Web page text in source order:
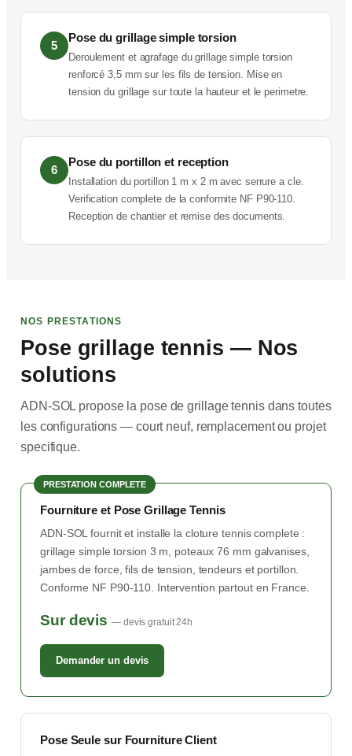
5
Pose du grillage simple torsion
Deroulement et agrafage du grillage simple torsion
renforcé 3,5 mm sur les fils de tension. Mise en
tension du grillage sur toute la hauteur et le perimetre.
6
Pose du portillon et reception
Installation du portillon 1 m x 2 m avec serrure a cle.
Verification complete de la conformite NF P90-110.
Reception de chantier et remise des documents.
NOS PRESTATIONS
Pose grillage tennis — Nos
solutions
ADN-SOL propose la pose de grillage tennis dans toutes
les configurations — court neuf, remplacement ou projet
specifique.
PRESTATION COMPLETE
Fourniture et Pose Grillage Tennis
ADN-SOL fournit et installe la cloture tennis complete :
grillage simple torsion 3 m, poteaux 76 mm galvanises,
jambes de force, fils de tension, tendeurs et portillon.
Conforme NF P90-110. Intervention partout en France.
Sur devis — devis gratuit 24h
Demander un devis
Pose Seule sur Fourniture Client